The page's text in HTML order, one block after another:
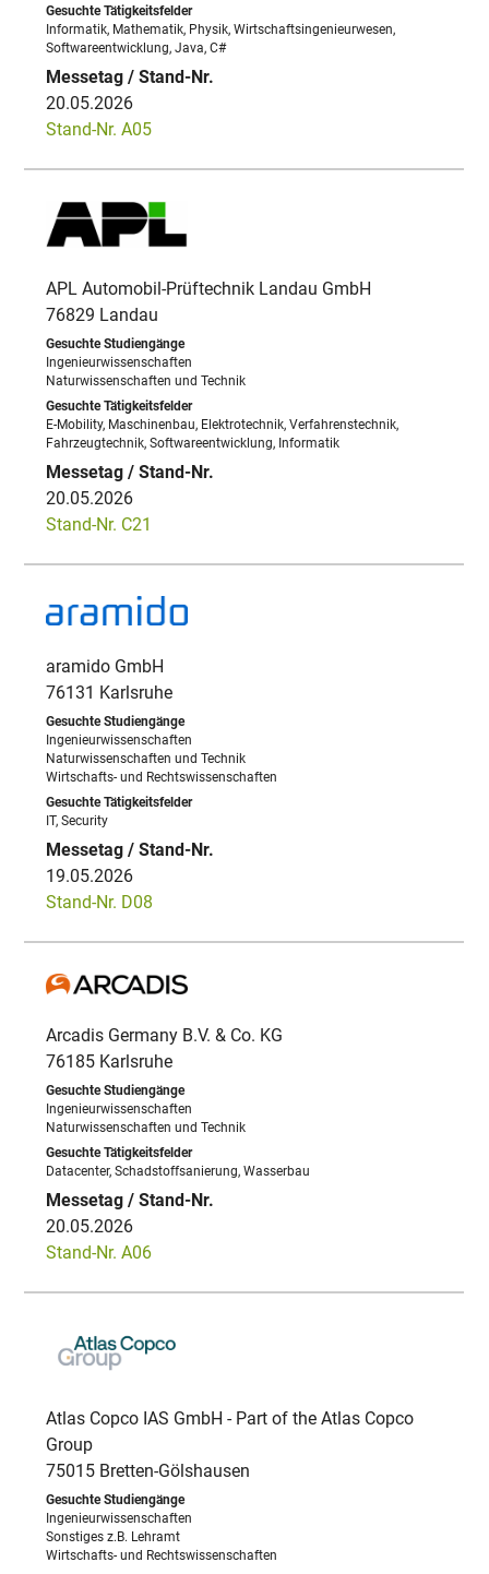
Informatik, Mathematik, Physik, Wirtschaftsingenieurwesen,
Softwareentwicklung, Java, C#
20.05.2026
Stand-Nr. A05
APL Automobil-Prüftechnik Landau GmbH
76829 Landau
Ingenieurwissenschaften
Naturwissenschaften und Technik
E-Mobility, Maschinenbau, Elektrotechnik, Verfahrenstechnik,
Fahrzeugtechnik, Softwareentwicklung, Informatik
20.05.2026
Stand-Nr. C21
aramido GmbH
76131 Karlsruhe
Ingenieurwissenschaften
Naturwissenschaften und Technik
Wirtschafts- und Rechtswissenschaften
IT, Security
19.05.2026
Stand-Nr. D08
Arcadis Germany B.V. & Co. KG
76185 Karlsruhe
Ingenieurwissenschaften
Naturwissenschaften und Technik
Datacenter, Schadstoffsanierung, Wasserbau
20.05.2026
Stand-Nr. A06
Atlas Copco IAS GmbH - Part of the Atlas Copco
Group
75015 Bretten-Gölshausen
Ingenieurwissenschaften
Sonstiges z.B. Lehramt
Wirtschafts- und Rechtswissenschaften